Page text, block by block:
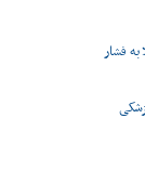
فشار